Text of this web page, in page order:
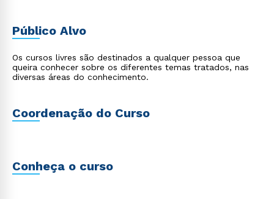
Público Alvo
Os cursos livres são destinados a qualquer pessoa que
queira conhecer sobre os diferentes temas tratados, nas
diversas áreas do conhecimento.
Coordenação do Curso
Conheça o curso